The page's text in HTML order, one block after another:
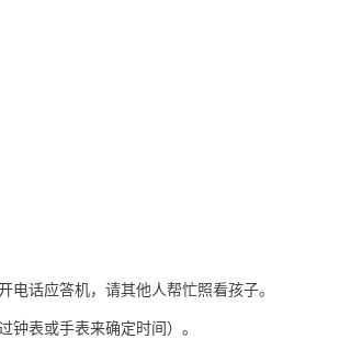
话应答机，请其他人帮忙照看孩子。
钟表或手表来确定时间）。